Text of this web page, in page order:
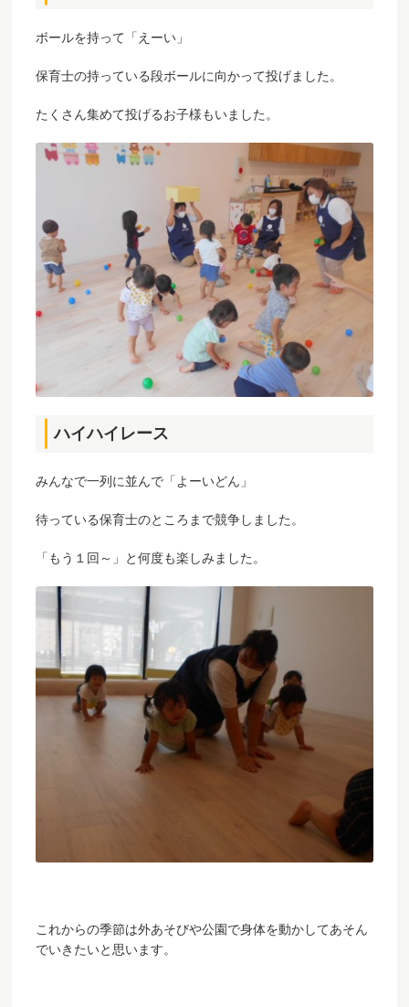
ボールを持って「えーい」
保育士の持っている段ボールに向かって投げました。
たくさん集めて投げるお子様もいました。
ハイハイレース
みんなで一列に並んで「よーいどん」
待っている保育士のところまで競争しました。
「もう１回～」と何度も楽しみました。
これからの季節は外あそびや公園で身体を動かしてあそん
でいきたいと思います。